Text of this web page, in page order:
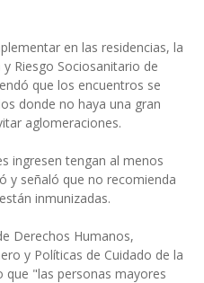
en las residencias, la
Riesgo Sociosanitario de
que los encuentros se
donde no haya una gran
aglomeraciones.
ingresen tengan al menos
y señaló que no recomienda
inmunizadas.
Derechos Humanos,
y Políticas de Cuidado de la
que "las personas mayores